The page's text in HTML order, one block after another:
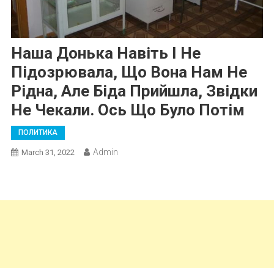
Наша Донька Навіть І Не
Підозрювала, Що Вона Нам Не
Рідна, Але Біда Прийшла, Звідки
Не Чекали. Ось Що Було Потім
ПОЛИТИКА
March 31, 2022 Admin